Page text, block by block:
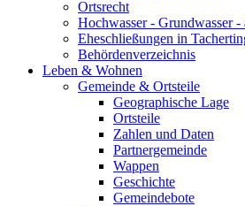
Ortsrecht
Hochwasser - Grundwasser
Eheschließungen in
Behördenverzeichnis
Leben & Wohnen
Gemeinde & Ortsteile
Geographische Lage
Ortsteile
Zahlen und Daten
Partnergemeinde
Wappen
Geschichte
Gemeindebote